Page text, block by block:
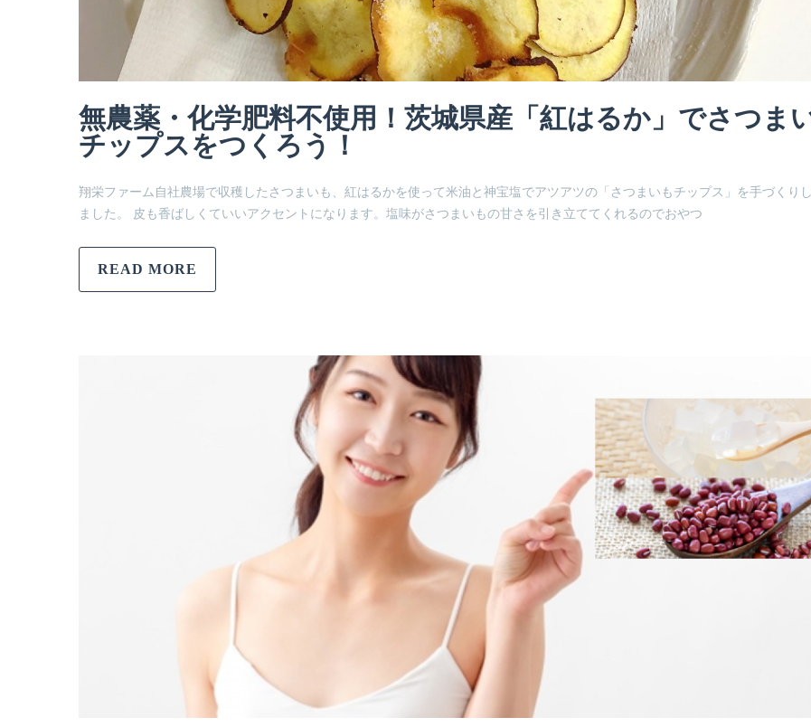
無農薬・化学肥料不使用！茨城県産「紅はるか」でさつま
チップスをつくろう！
翔栄ファーム自社農場で収穫したさつまいも、紅はるかを使って米油と神宝塩でアツアツの「さつまいもチップス」を手づくり
ました。 皮も香ばしくていいアクセントになります。塩味がさつまいもの甘さを引き立ててくれるのでおやつ
READ MORE